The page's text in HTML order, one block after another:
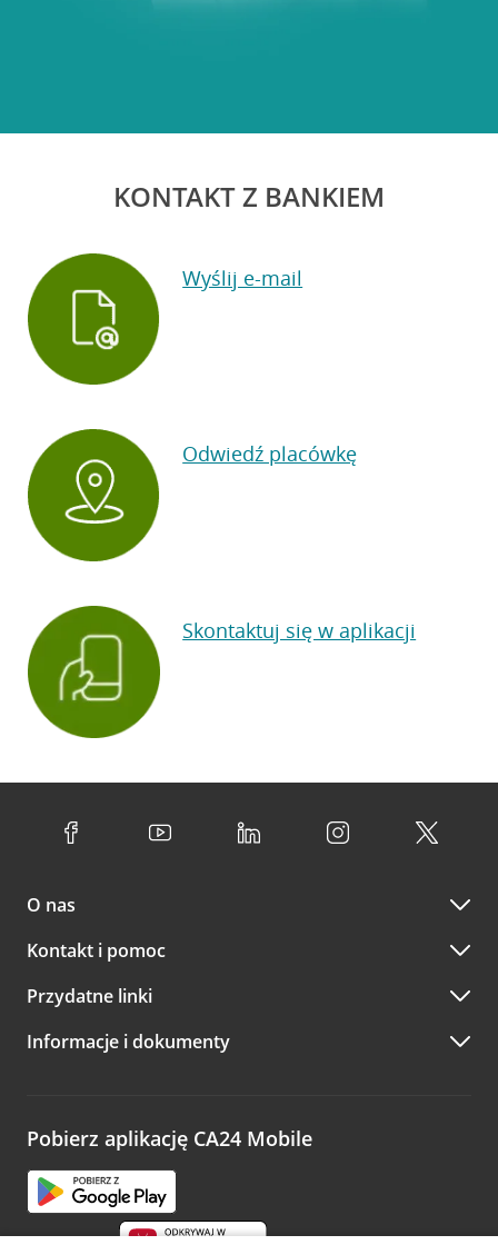
KONTAKT Z BANKIEM
Wyślij e-mail
Odwiedź placówkę
Skontaktuj się w aplikacji
O nas
Kontakt i pomoc
Przydatne linki
Informacje i dokumenty
Pobierz aplikację CA24 Mobile